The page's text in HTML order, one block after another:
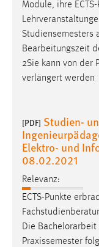
Mechatronik ca.
(Berufs-
12% Praxis ca.
Module, ihre
Studiensemesters
verlängert werden
[PDF] Studien-
Elektro- und
08.02.2021
Relevanz:
ECTS-Punkte